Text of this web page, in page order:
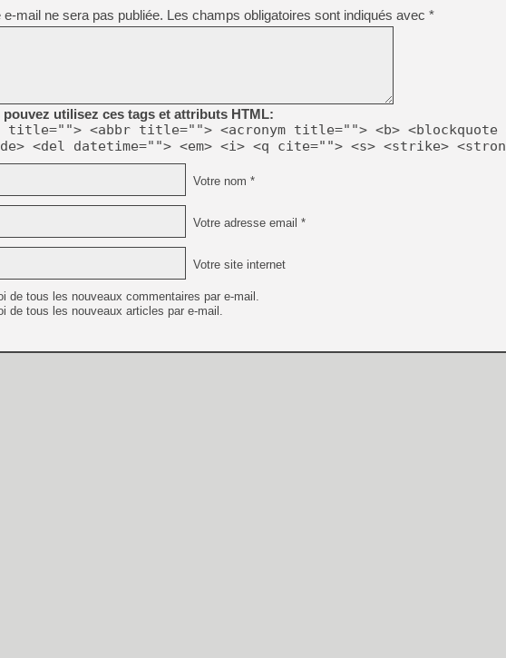
[GK] No More Room in
[GK] Un chatbot Atelier
[GK] Mémoire cash -
[GK] Nvidia : le prix des
[GK] Suikoden Star Leap
[Mo5] La mini borne
mail ne sera pas publiée. Les champs obligatoires sont indiqués avec *
pouvez utilisez ces tags et attributs HTML:
title=""> <abbr title=""> <acronym title=""> <b> <blockquote
<del datetime=""> <em> <i> <q cite=""> <s> <strike>
Votre nom *
Votre adresse email *
Votre site internet
de tous les nouveaux commentaires par e-mail.
de tous les nouveaux articles par e-mail.